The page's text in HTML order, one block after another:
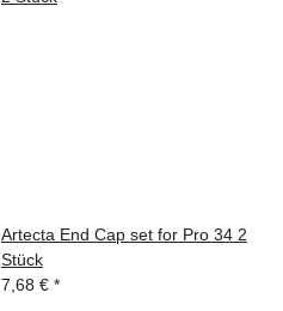
Artecta End Cap set for Pro 34 2
Stück
7,68 € *